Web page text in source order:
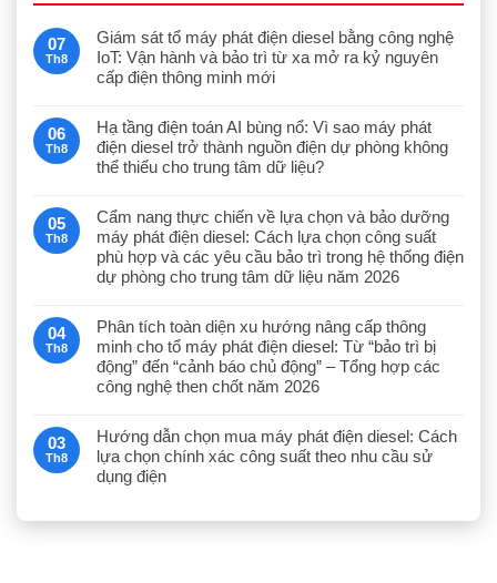
07
Th8
Giám sát tổ máy phát điện diesel bằng công nghệ
IoT: Vận hành và bảo trì từ xa mở ra kỷ nguyên
cấp điện thông minh mới
06
Th8
Hạ tầng điện toán AI bùng nổ: Vì sao máy phát
điện diesel trở thành nguồn điện dự phòng không
thể thiếu cho trung tâm dữ liệu?
05
Th8
Cẩm nang thực chiến về lựa chọn và bảo dưỡng
máy phát điện diesel: Cách lựa chọn công suất
phù hợp và các yêu cầu bảo trì trong hệ thống điện
dự phòng cho trung tâm dữ liệu năm 2026
04
Th8
Phân tích toàn diện xu hướng nâng cấp thông
minh cho tổ máy phát điện diesel: Từ “bảo trì bị
động” đến “cảnh báo chủ động” – Tổng hợp các
công nghệ then chốt năm 2026
03
Th8
Hướng dẫn chọn mua máy phát điện diesel: Cách
lựa chọn chính xác công suất theo nhu cầu sử
dụng điện